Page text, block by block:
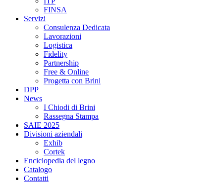
FINSA
Servizi
Consulenza Dedicata
Lavorazioni
Logistica
Fidelity
Partnership
Free & Online
Progetta con Brini
DPP
News
I Chiodi di Brini
Rassegna Stampa
SAIE 2025
Divisioni aziendali
Exhib
Cortek
Enciclopedia del legno
Catalogo
Contatti